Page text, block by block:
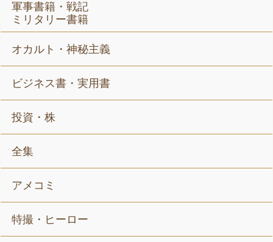
軍事書籍・戦記
ミリタリー書籍
オカルト・神秘主義
ビジネス書・実用書
投資・株
全集
アメコミ
特撮・ヒーロー